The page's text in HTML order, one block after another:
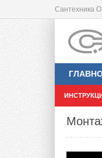
Сантехника